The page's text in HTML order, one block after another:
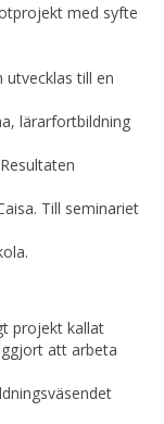
med syfte
utvecklas till en
lärarfortbildning
Till seminariet
projekt kallat
att arbeta